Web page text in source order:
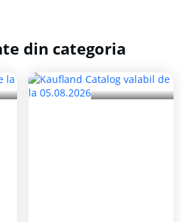
din categoria